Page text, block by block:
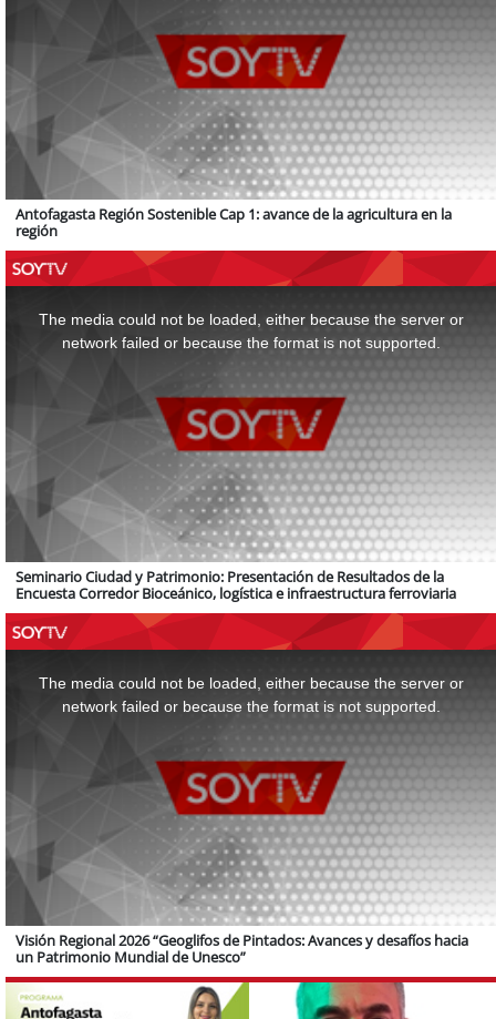
Antofagasta Región Sostenible Cap 1: avance de la agricultura en la
región
The media could not be loaded, either because the server or
network failed or because the format is not supported.
Seminario Ciudad y Patrimonio: Presentación de Resultados de la
Encuesta Corredor Bioceánico, logística e infraestructura ferroviaria
The media could not be loaded, either because the server or
network failed or because the format is not supported.
Visión Regional 2026 “Geoglifos de Pintados: Avances y desafíos hacia
un Patrimonio Mundial de Unesco”